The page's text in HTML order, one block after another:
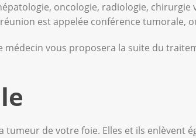
oncologie, radiologie, chirurgie
est appelée conférence tumorale,
vous proposera la suite du
de votre foie. Elles et ils enlèvent